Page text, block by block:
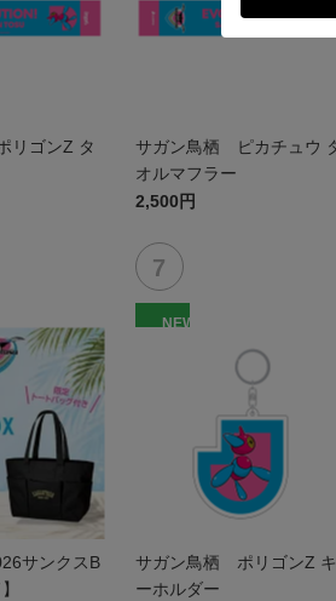
リゴンZ タ
サガン鳥栖 ピカチュウ
オルマフラー
2,500円
サンクスB
NEW
サガン鳥栖 ポリゴンZ キ
ーホルダー